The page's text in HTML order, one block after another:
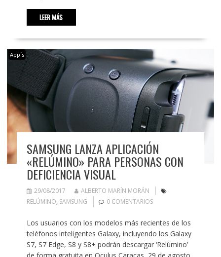
LEER MÁS
App´s
SAMSUNG LANZA APLICACIÓN
«RELÚMINO» PARA PERSONAS CON
DEFICIENCIA VISUAL
29/08/2017
ALBERTO MARÍN MORÁN
RELÚMINO, SAMSUNG 0 COMENTARIOS
Los usuarios con los modelos más recientes de los
teléfonos inteligentes Galaxy, incluyendo los Galaxy
S7, S7 Edge, S8 y S8+ podrán descargar ‘Relúmino’